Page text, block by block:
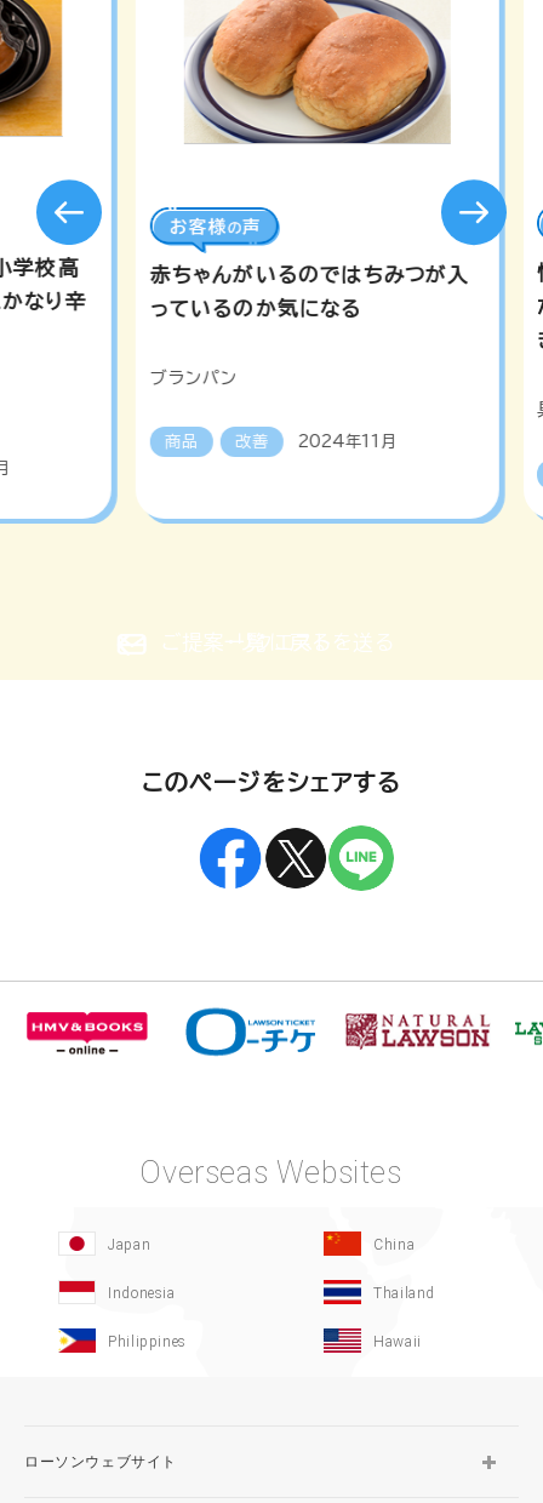
学校高
なり辛
赤ちゃんがいるのではちみつが入
っているのか気になる
ブランパン
商品 改善 2024年11月
詳しく見る
ご提案・リクエストを送る
一覧に戻る
このページをシェアする
Overseas Websites
Japan China
Indonesia Thailand
Philippines Hawaii
ローソンウェブサイト